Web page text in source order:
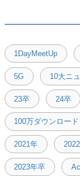
1DayMeetUp
5G 10大ニ
23卒 24卒
100万ダウンロード
2021年
2023年卒